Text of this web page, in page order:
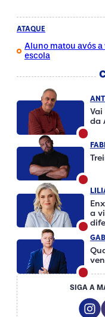
ATAQUE
Aluno matou avós
escola
da
a
SIGA A